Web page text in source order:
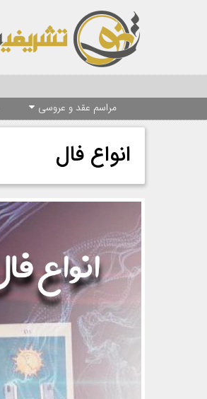
مراسم عقد و عروسی
انواع فال